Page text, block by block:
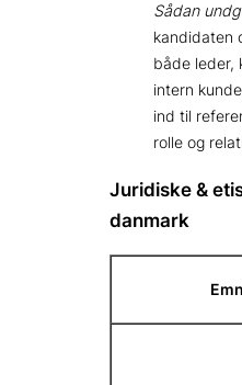
Sådan
kandidaten
både leder,
intern
ind til
rolle og
Juridiske &
danmark